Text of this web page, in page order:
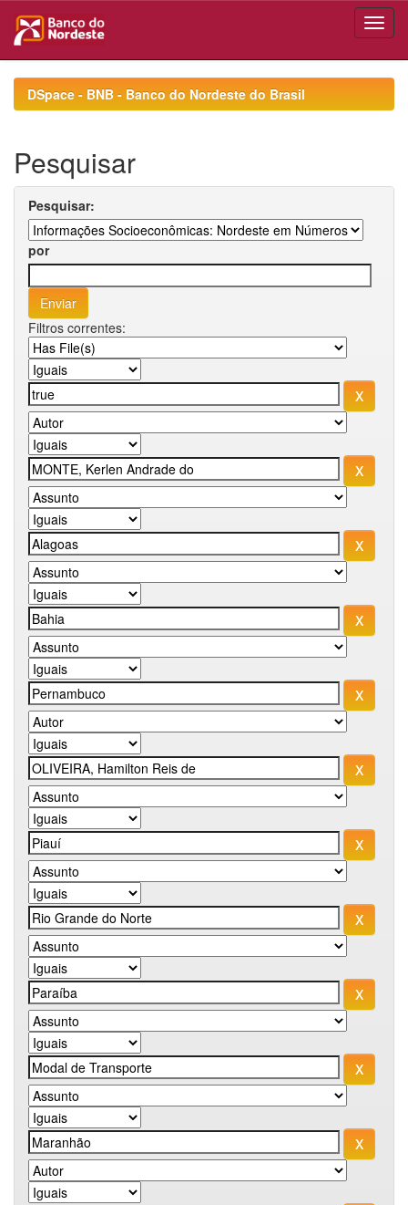
navigationDSpace - BNB - Banco do Nordeste do Brasil
Pesquisar
Pesquisar:
por
Filtros correntes: